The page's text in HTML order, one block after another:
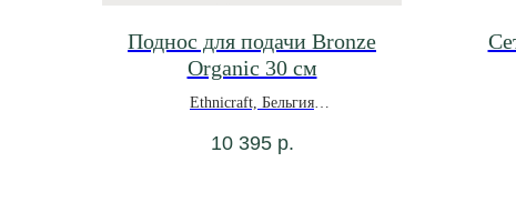
Поднос для подачи Bronze
Organic 30 см
Ethnicraft, Бельгия
10 395 р.